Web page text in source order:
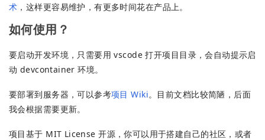
术 ，这样更容易维护，有更多时间花在产品上。
如何使用？
要启动开发环境，只需要用 vscode 打开项目目录，会自动提示启
动 devcontainer 环境。
要部署到服务器，可以参考项目 Wiki。目前文档比较简陋，后面
我会根据需要更新。
项目基于 MIT License 开源，你可以用于搭建自己的社区，或者